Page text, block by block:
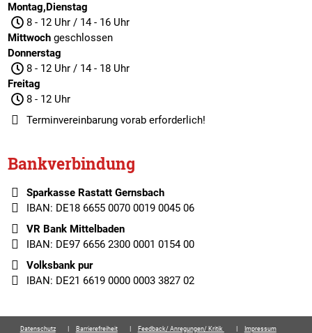
Montag,Dienstag
8 - 12 Uhr / 14 - 16 Uhr
Mittwochgeschlossen
Donnerstag
8 - 12 Uhr / 14 - 18 Uhr
Freitag
8 - 12 Uhr
Terminvereinbarungvorab erforderlich!
Bankverbindung
Sparkasse Rastatt Gernsbach
IBAN: DE18 6655 0070 0019 0045 06
VR Bank Mittelbaden
IBAN: DE97 6656 2300 0001 0154 00
Volksbank pur
IBAN: DE21 6619 0000 0003 3827 02
Datenschutz Barrierefreiheit Feedback/ Anregungen/ Kritik Impressum